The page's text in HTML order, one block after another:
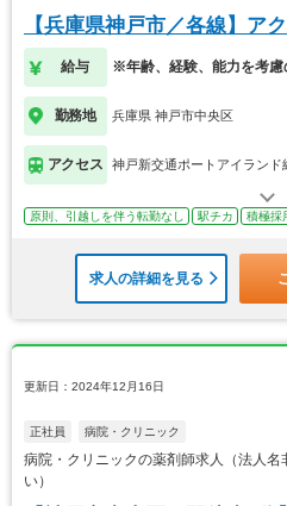
【兵庫県神戸市／各線】ア
給与 ※年齢、経験、能力を考
勤務地 兵庫県 神戸市中央区
アクセス 神戸新交通ポートアイランド
原則、引越しを伴う転勤なし 駅チカ 積極採
求人の詳細を見る
更新日：2024年12月16日
正社員 病院・クリニック
病院・クリニックの薬剤師求人（法人
い）